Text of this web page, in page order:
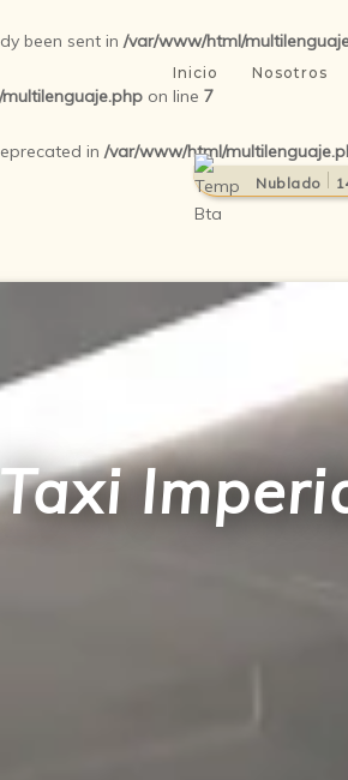
been sent in /var/www/html/
on line 7
in /var/www/html/
Nublado
Inicio Nosotros